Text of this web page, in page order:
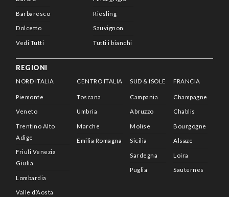
Barbaresco
Dolcetto
Vedi Tutti
Riesling
Sauvignon
Tutti i bianchi
REGIONI
NORD ITALIA
Piemonte
Veneto
Trentino Alto
Adige
Friuli Venezia
Giulia
Lombardia
Valle d’Aosta
CENTRO ITALIA
Toscana
Umbria
Marche
Emilia Romagna
SUD & ISOLE
Campania
Abruzzo
Molise
Sicilia
Sardegna
Puglia
FRANCIA
Champagne
Chablis
Bourgogne
Alsaze
Loira
Sauternes